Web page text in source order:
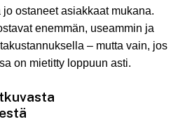
ostaneet asiakkaat mukana.
enemmän, useammin ja
– mutta vain, jos
on mietitty loppuun asti.